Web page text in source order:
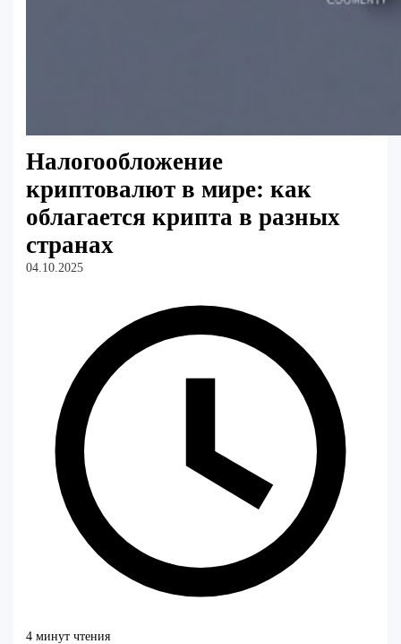
Налогообложение
криптовалют в мире: как
облагается крипта в разных
странах
04.10.2025
4 минут чтения